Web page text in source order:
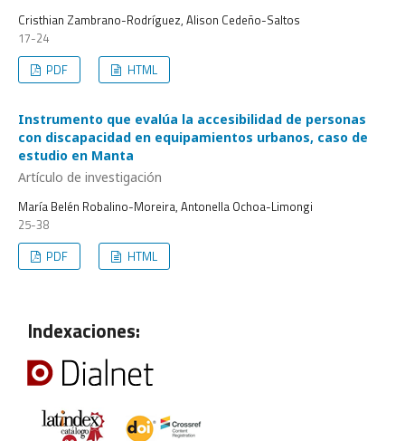
Cristhian Zambrano-Rodríguez, Alison Cedeño-Saltos
17-24
PDF
HTML
Instrumento que evalúa la accesibilidad de personas
con discapacidad en equipamientos urbanos, caso de
estudio en Manta
Artículo de investigación
María Belén Robalino-Moreira, Antonella Ochoa-Limongi
25-38
PDF
HTML
Indexaciones: